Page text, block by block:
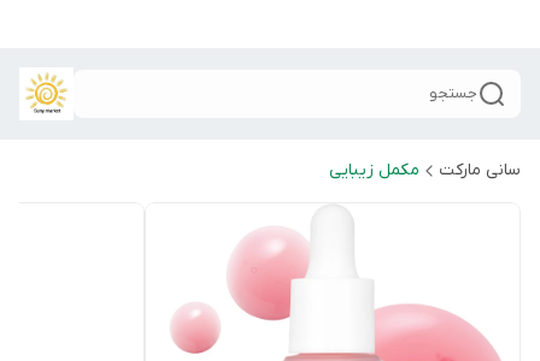
جستجو
سانی مارکت مکمل زیبایی